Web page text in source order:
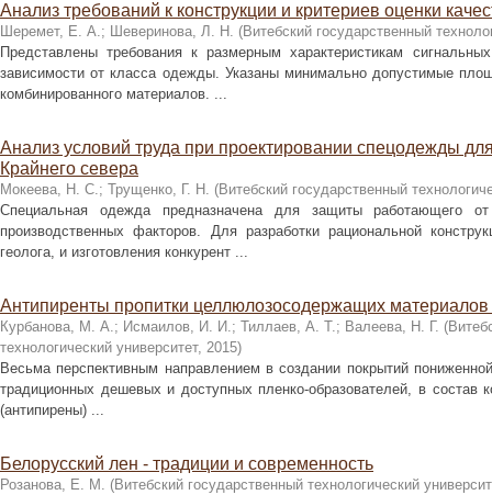
Анализ требований к конструкции и критериев оценки
Шеремет, Е. А.; Шеверинова, Л. Н. (Витебский государственный
Представлены требования к размерным характеристикам
зависимости от класса одежды. Указаны минимально допустимые
комбинированного материалов. ...
Анализ условий труда при проектировании спецодежды
Крайнего севера
Мокеева, Н. С.; Трущенко, Г. Н. (Витебский государственный
Специальная одежда предназначена для защиты работающего
производственных факторов. Для разработки рациональной
геолога, и изготовления конкурент ...
Антипиренты пропитки целлюлозосодержащих
Курбанова, М. А.; Исмаилов, И. И.; Тиллаев, А. Т.; Валеева, Н. Г. (
технологический университет, 2015)
Весьма перспективным направлением в создании покрытий
традиционных дешевых и доступных пленко-образователей, в состав
(антипирены) ...
Белорусский лен - традиции и современность
Розанова, Е. М. (Витебский государственный технологический